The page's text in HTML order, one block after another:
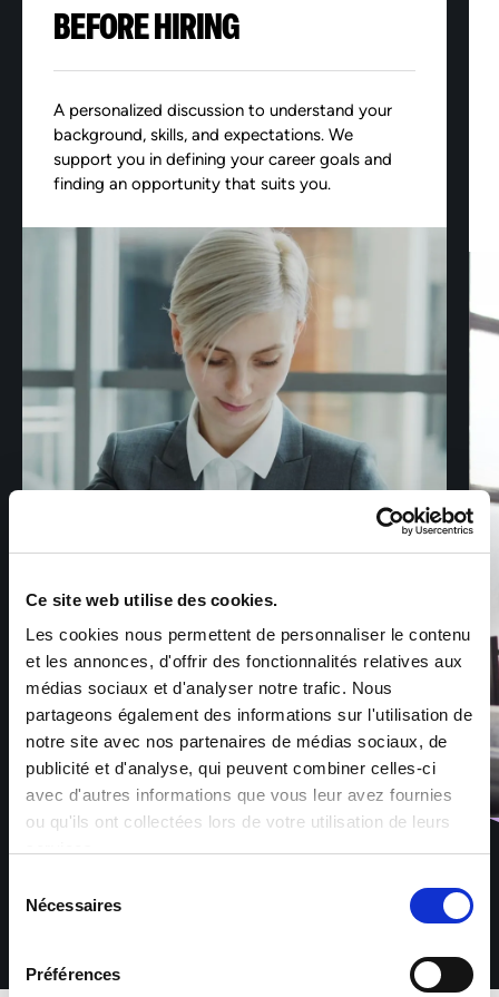
Ce site web utilise des cookies.
Les cookies nous permettent de personnaliser le contenu
et les annonces, d'offrir des fonctionnalités relatives aux
médias sociaux et d'analyser notre trafic. Nous
partageons également des informations sur l'utilisation de
notre site avec nos partenaires de médias sociaux, de
publicité et d'analyse, qui peuvent combiner celles-ci
avec d'autres informations que vous leur avez fournies
ou qu'ils ont collectées lors de votre utilisation de leurs
Nécessaires
Préférences
BEFORE HIRING
A personalized discussion to understand your
background, skills, and expectations. We
support you in defining your career goals and
finding an opportunity that suits you.